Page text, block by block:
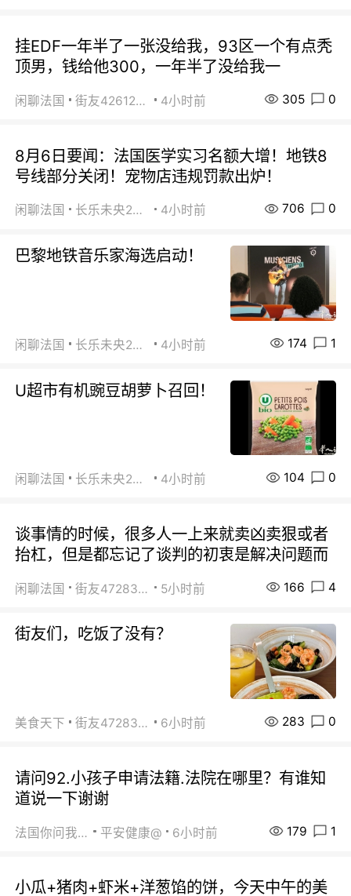
挂EDF一年半了一张没给我，93区一个有点秃
顶男，钱给他300，一年半了没给我一
闲聊法国 街友42612092 4小时前 305 0
8月6日要闻：法国医学实习名额大增！地铁8
号线部分关闭！宠物店违规罚款出炉！
闲聊法国 长乐未央2015 4小时前 706 0
巴黎地铁音乐家海选启动！
闲聊法国 长乐未央2015 4小时前 174 1
U超市有机豌豆胡萝卜召回！
闲聊法国 长乐未央2015 4小时前 104 0
谈事情的时候，很多人一上来就卖凶卖狠或者
抬杠，但是都忘记了谈判的初衷是解决问题而
闲聊法国 街友472838572 5小时前 166 4
街友们，吃饭了没有？
美食天下 街友472838572 6小时前 283 0
请问92.小孩子申请法籍.法院在哪里？有谁知
道说一下谢谢
法国你问我答 平安健康@ 6小时前 179 1
小瓜+猪肉+虾米+洋葱馅的饼，今天中午的美